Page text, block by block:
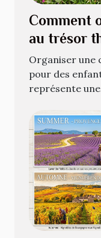
Comment
au trésor
enfants
Organiser une
pour des
représente